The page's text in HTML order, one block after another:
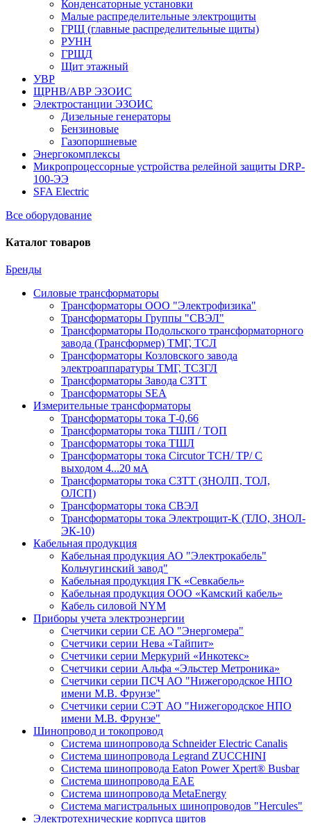
Конденсаторные установки
Малые распределительные электрощиты
ГРЩ (главные распределительные щиты)
РУНН
ГРЩД
Щит этажный
УВР
ЩРНВ/АВР ЭЗОИС
Электростанции ЭЗОИС
Дизельные генераторы
Бензиновые
Газопоршневые
Энергокомплексы
Микропроцессорные устройства релейной защиты DRP-
100-ЭЭ
SFA Electric
Все оборудование
Каталог товаров
Бренды
Силовые трансформаторы
Трансформаторы ООО "Электрофизика"
Трансформаторы Группы "СВЭЛ"
Трансформаторы Подольского трансформаторного
завода (Трансформер) ТМГ, ТСЛ
Трансформаторы Козловского завода
электроаппаратуры ТМГ, ТСЗГЛ
Трансформаторы Завода СЗТТ
Трансформаторы SEA
Измерительные трансформаторы
Трансформаторы тока Т-0,66
Трансформаторы тока ТШП / ТОП
Трансформаторы тока ТШЛ
Трансформаторы тока Circutor TCH/ TP/ С
выходом 4...20 мА
Трансформаторы тока СЗТТ (ЗНОЛП, ТОЛ,
ОЛСП)
Трансформаторы тока СВЭЛ
Трансформаторы тока Электрощит-К (ТЛО, ЗНОЛ-
ЭК-10)
Кабельная продукция
Кабельная продукция АО "Электрокабель"
Кольчугинский завод"
Кабельная продукция ГК «Севкабель»
Кабельная продукция ООО «Камский кабель»
Кабель силовой NYM
Приборы учета электроэнергии
Счетчики серии СЕ АО "Энергомера"
Счетчики серии Нева «Тайпит»
Счетчики серии Меркурий «Инкотекс»
Счетчики серии Альфа «Эльстер Метроника»
Счетчики серии ПСЧ АО "Нижегородское НПО
имени М.В. Фрунзе"
Счетчики серии СЭТ АО "Нижегородское НПО
имени М.В. Фрунзе"
Шинопровод и токопровод
Система шинопровода Schneider Electric Canalis
Система шинопровода Legrand ZUCCHINI
Система шинопровода Eaton Power Xpert® Busbar
Система шинопровода EAE
Система шинопровода MetaEnergy
Система магистральных шинопроводов "Hercules"
Электротехнические корпуса щитов